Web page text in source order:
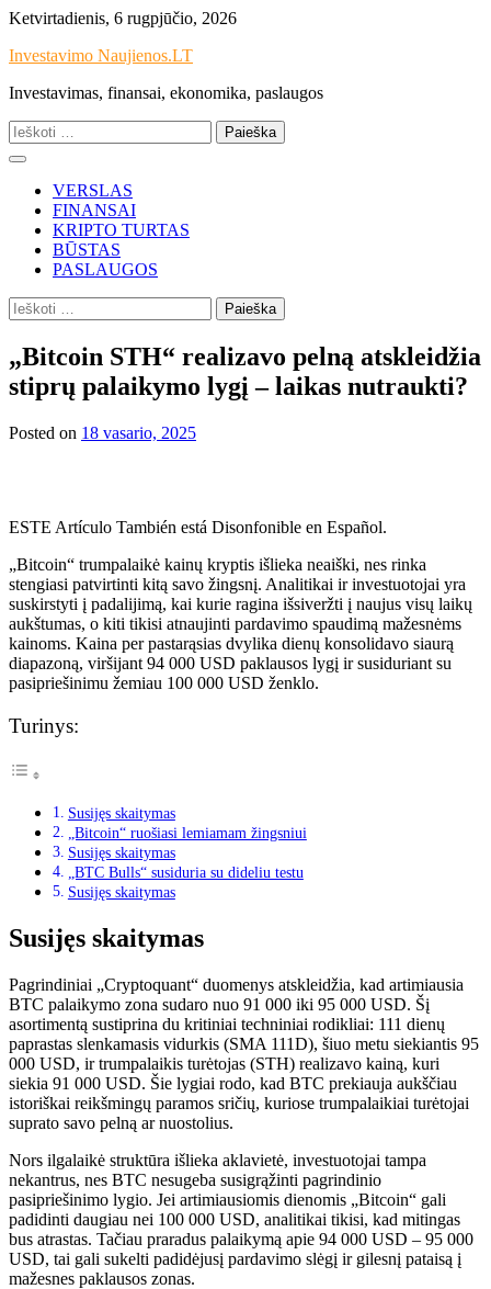
Skip
content
Ketvirtadienis, 6 rugpjūčio, 2026
Investavimo Naujienos.LT
Investavimas, finansai, ekonomika, paslaugos
Ieškoti:
VERSLAS
FINANSAI
KRIPTO TURTAS
BŪSTAS
PASLAUGOS
Ieškoti:
„Bitcoin STH“ realizavo pelną atskleidžia
stiprų palaikymo lygį – laikas nutraukti?
Posted on 18 vasario, 2025
ESTE Artículo También está Disonfonible en Español.
„Bitcoin“ trumpalaikė kainų kryptis išlieka neaiški, nes rinka
stengiasi patvirtinti kitą savo žingsnį. Analitikai ir investuotojai yra
suskirstyti į padalijimą, kai kurie ragina išsiveržti į naujus visų laikų
aukštumas, o kiti tikisi atnaujinti pardavimo spaudimą mažesnėms
kainoms. Kaina per pastarąsias dvylika dienų konsolidavo siaurą
diapazoną, viršijant 94 000 USD paklausos lygį ir susiduriant su
pasipriešinimu žemiau 100 000 USD ženklo.
Turinys:
Susijęs skaitymas
„Bitcoin“ ruošiasi lemiamam žingsniui
Susijęs skaitymas
„BTC Bulls“ susiduria su dideliu testu
Susijęs skaitymas
Susijęs skaitymas
Pagrindiniai „Cryptoquant“ duomenys atskleidžia, kad artimiausia
BTC palaikymo zona sudaro nuo 91 000 iki 95 000 USD. Šį
asortimentą sustiprina du kritiniai techniniai rodikliai: 111 dienų
paprastas slenkamasis vidurkis (SMA 111D), šiuo metu siekiantis 95
000 USD, ir trumpalaikis turėtojas (STH) realizavo kainą, kuri
siekia 91 000 USD. Šie lygiai rodo, kad BTC prekiauja aukščiau
istoriškai reikšmingų paramos sričių, kuriose trumpalaikiai turėtojai
suprato savo pelną ar nuostolius.
Nors ilgalaikė struktūra išlieka aklavietė, investuotojai tampa
nekantrus, nes BTC nesugeba susigrąžinti pagrindinio
pasipriešinimo lygio. Jei artimiausiomis dienomis „Bitcoin“ gali
padidinti daugiau nei 100 000 USD, analitikai tikisi, kad mitingas
bus atrastas. Tačiau praradus palaikymą apie 94 000 USD – 95 000
USD, tai gali sukelti padidėjusį pardavimo slėgį ir gilesnį pataisą į
mažesnes paklausos zonas.